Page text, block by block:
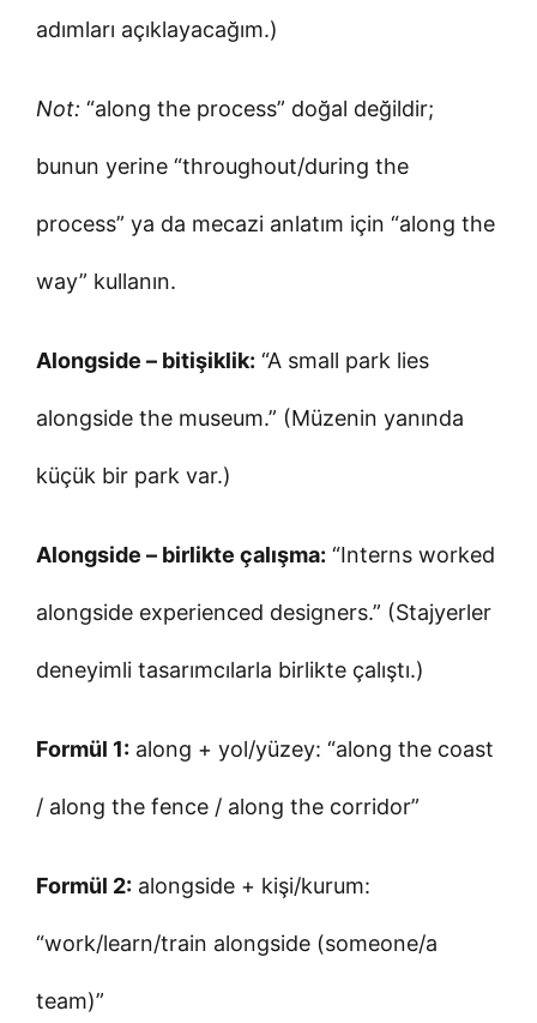
adımları açıklayacağım.)
Not: “along the process” doğal değildir;
bunun yerine “throughout/during the
process” ya da mecazi anlatım için “along the
way” kullanın.
Alongside – bitişiklik: “A small park lies
alongside the museum.” (Müzenin yanında
küçük bir park var.)
Alongside – birlikte çalışma: “Interns worked
alongside experienced designers.” (Stajyerler
deneyimli tasarımcılarla birlikte çalıştı.)
Formül 1: along + yol/yüzey: “along the coast
/ along the fence / along the corridor”
Formül 2: alongside + kişi/kurum:
“work/learn/train alongside (someone/a
team)”